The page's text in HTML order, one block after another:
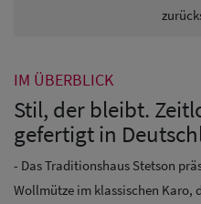
Snapback Caps
IM ÜBERBLICK
Stil, der bleibt.
gefertigt in
- Das Traditionshaus Stetson
Wollmütze im klassischen